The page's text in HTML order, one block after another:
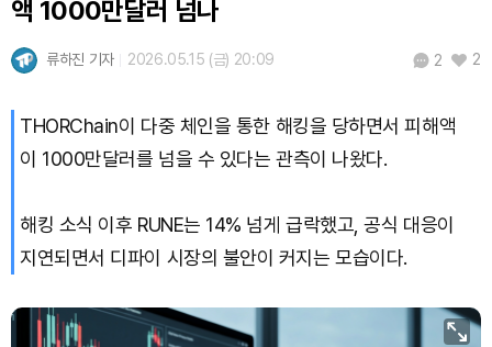
액 1000만달러 넘나
류하진 기자 2026.05.15 (금) 20:09 2 2
THORChain이 다중 체인을 통한 해킹을 당하면서 피해액
이 1000만달러를 넘을 수 있다는 관측이 나왔다.
해킹 소식 이후 RUNE는 14% 넘게 급락했고, 공식 대응이
지연되면서 디파이 시장의 불안이 커지는 모습이다.